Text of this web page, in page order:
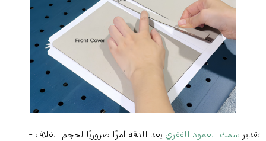
سمك العمود الفقرييعد الدقة أمرًا ضروريًا لحجم الغلاف -